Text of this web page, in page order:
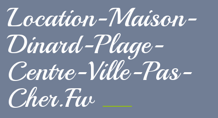
Location-Maison-
Dinard-Plage-
Centre-Ville-Pas-
Cher.fw